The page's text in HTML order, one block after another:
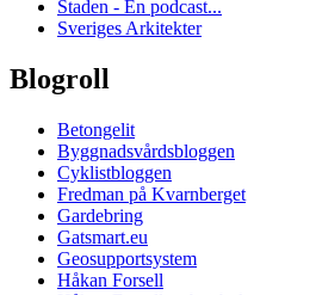
Staden - En podcast...
Sveriges Arkitekter
Blogroll
Betongelit
Byggnadsvårdsbloggen
Cyklistbloggen
Fredman på Kvarnberget
Gardebring
Gatsmart.eu
Geosupportsystem
Håkan Forsell